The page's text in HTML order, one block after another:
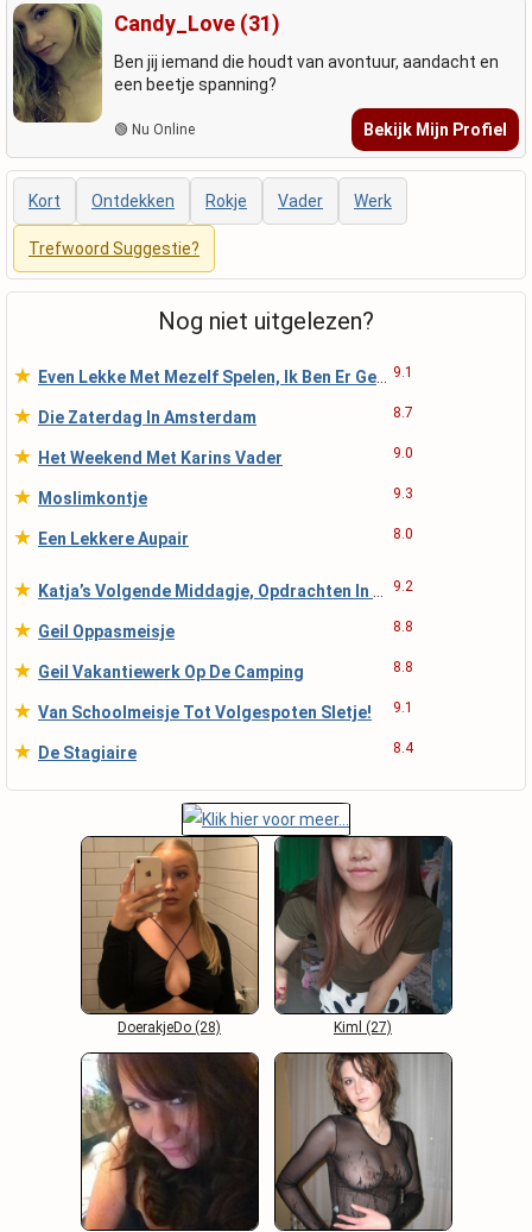
Candy_Love (31)
Ben jij iemand die houdt van avontuur, aandacht en
een beetje spanning?
🟢 Nu Online Bekijk Mijn Profiel
Kort Ontdekken Rokje Vader Werk
Trefwoord Suggestie?
Nog niet uitgelezen?
★ Even Lekke Met Mezelf Spelen, Ik Ben Er Gek Op! 9.1
★ Die Zaterdag In Amsterdam 8.7
★ Het Weekend Met Karins Vader 9.0
★ Moslimkontje 9.3
★ Een Lekkere Aupair 8.0
★ Katja’s Volgende Middagje, Opdrachten In De Schuur 9.2
★ Geil Oppasmeisje 8.8
★ Geil Vakantiewerk Op De Camping 8.8
★ Van Schoolmeisje Tot Volgespoten Sletje! 9.1
★ De Stagiaire 8.4
DoerakjeDo (28) Kiml (27)